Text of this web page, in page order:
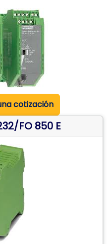
cotización
FO 850 E